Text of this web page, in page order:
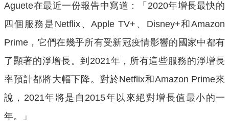
Aguete在最近一份報告中寫道：「2020年增長最快的
四個服務是Netflix、Apple TV+、Disney+和Amazon
Prime，它們在幾乎所有受新冠疫情影響的國家中都有
了顯著的淨增長。到2021年，所有這些服務的淨增長
率預計都將大幅下降。對於Netflix和Amazon Prime來
說，2021年將是自2015年以來絕對增長值最小的一
年。」